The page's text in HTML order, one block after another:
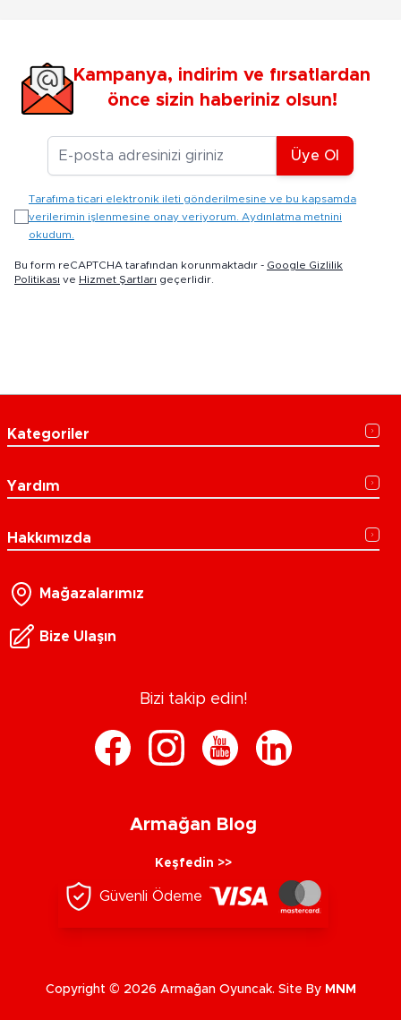
Kampanya, indirim ve fırsatlardan
önce sizin haberiniz olsun!
E-posta Adresiniz
Üye Ol
Tarafıma ticari elektronik ileti gönderilmesine ve bu kapsamda
verilerimin işlenmesine onay veriyorum. Aydınlatma metnini
okudum.
Bu form reCAPTCHA tarafından korunmaktadır - Google Gizlilik
Politikası ve Hizmet Şartları geçerlidir.
Kategoriler
Yardım
Hakkımızda
Mağazalarımız
Bize Ulaşın
Bizi takip edin!
Armağan Blog
Keşfedin >>
Güvenli Ödeme
Copyright © 2026 Armağan Oyuncak. Site By MNM